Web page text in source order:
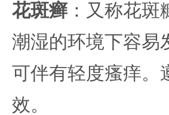
花斑癣 ：又称花
潮湿的环境下容易
可伴有轻度瘙痒。
效。